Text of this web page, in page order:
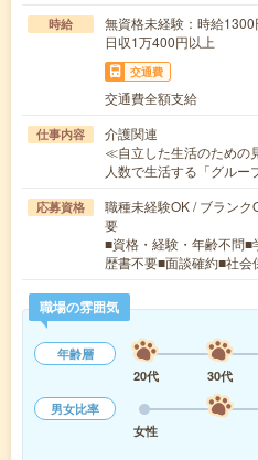
時給
無資格未経験：時給
日収1万400円以上
交通費
交通費全額支給
仕事内容
介護関連
≪自立した生活のための
人数で生活する「グル
応募資格
職種未経験OK / ブラン
要
■資格・経験・年齢不問
歴書不要■面談確約■社
職場の雰囲気
年齢層
20代
30代
男女比率
女性